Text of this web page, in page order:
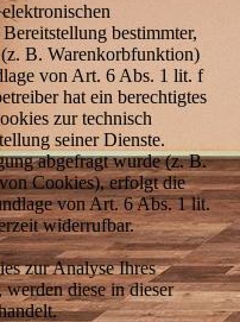
bestimmter,
B. Warenkorbfunktion)
von Art. 6 Abs. 1 lit. f
hat ein berechtigtes
zur technisch
seiner Dienste.
abgefragt wurde (z. B.
Cookies), erfolgt die
von Art. 6 Abs. 1 lit.
widerrufbar.
zur Analyse Ihres
diese in dieser